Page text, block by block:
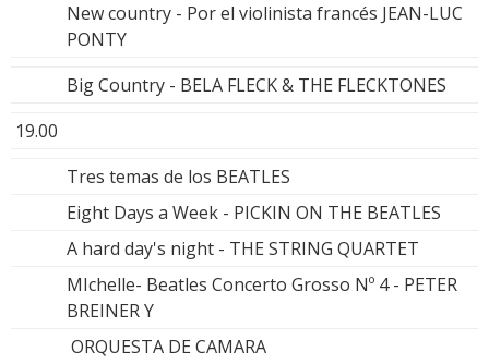
New country - Por el violinista francés JEAN-LUC
PONTY
Big Country - BELA FLECK & THE FLECKTONES
19.00
Tres temas de los BEATLES
Eight Days a Week - PICKIN ON THE BEATLES
A hard day's night - THE STRING QUARTET
MIchelle- Beatles Concerto Grosso Nº 4 - PETER
BREINER Y
ORQUESTA DE CAMARA